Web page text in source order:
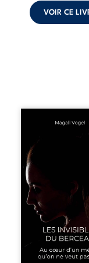
VOIR CE
Qui prend
celles et
confions
enfants ?
la
apparente
maisons
se joue une
que nul